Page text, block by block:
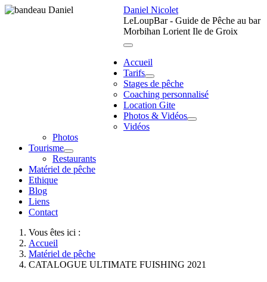
Daniel Nicolet
LeLoupBar - Guide de Pêche au bar
Morbihan Lorient Ile de Groix
Accueil
Tarifs
Stages de pêche
Coaching personnalisé
Location Gite
Photos & Vidéos
Vidéos
Photos
Tourisme
Restaurants
Matériel de pêche
Ethique
Blog
Liens
Contact
Vous êtes ici :
Accueil
Matériel de pêche
CATALOGUE ULTIMATE FUISHING 2021